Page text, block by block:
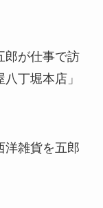
郎が仕事で訪
丁堀本店」
洋雑貨を五郎